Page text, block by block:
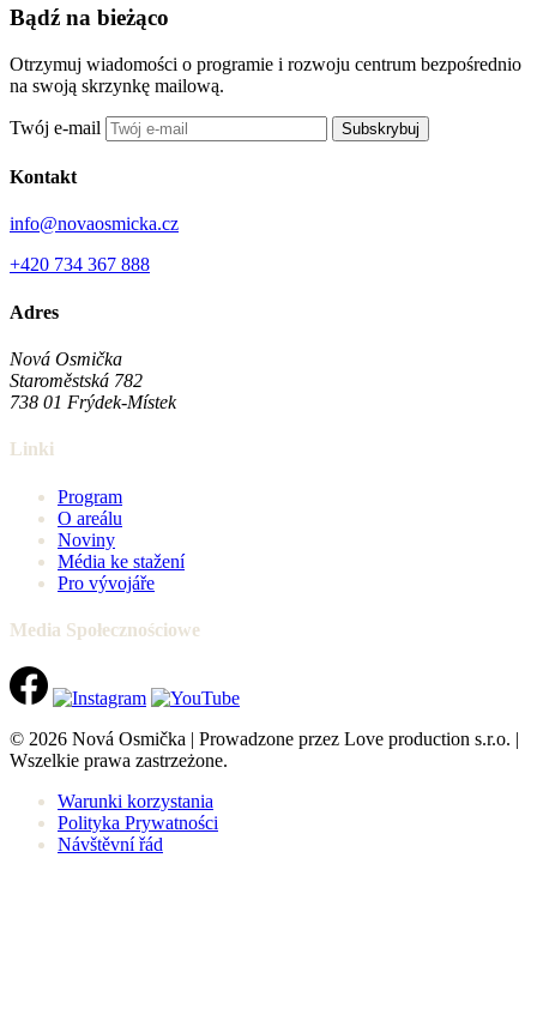
Bądź na bieżąco
Otrzymuj wiadomości o programie i rozwoju centrum bezpośrednio
na swoją skrzynkę mailową.
Twój e-mail Subskrybuj
Kontakt
info@novaosmicka.cz
+420 734 367 888
Adres
Nová Osmička
Staroměstská 782
738 01 Frýdek-Místek
Linki
Program
O areálu
Noviny
Média ke stažení
Pro vývojáře
Media Społecznościowe
© 2026 Nová Osmička | Prowadzone przez Love production s.r.o. |
Wszelkie prawa zastrzeżone.
Warunki korzystania
Polityka Prywatności
Návštěvní řád